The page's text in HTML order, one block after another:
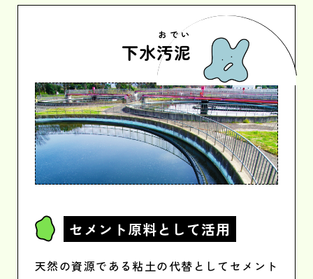
下水汚泥
おでい
セメント原料として活用
天然の資源である粘土の代替としてセメント